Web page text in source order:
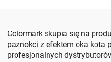
Colormark skupia się na
paznokci z efektem oka kota
profesjonalnych